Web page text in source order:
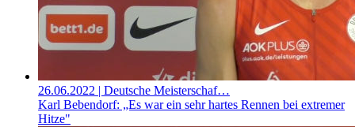
26.06.2022 | Deutsche Meisterschaf…
Karl Bebendorf: „Es war ein sehr hartes Rennen bei extremer
Hitze"